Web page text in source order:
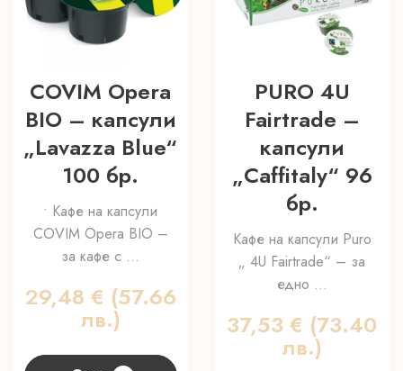
COVIM Opera
BIO – капсули
„Lavazza Blue“
100 бр.
• Кафе на капсули
COVIM Opera BIO –
за кафе с ...
29,48 € (57.66
лв.)
PURO 4U
Fairtrade –
капсули
„Caffitaly“ 96
бр.
Кафе на капсули Puro
„ 4U Fairtrade“ – за
едно ...
37,53€ (73.40
лв.)